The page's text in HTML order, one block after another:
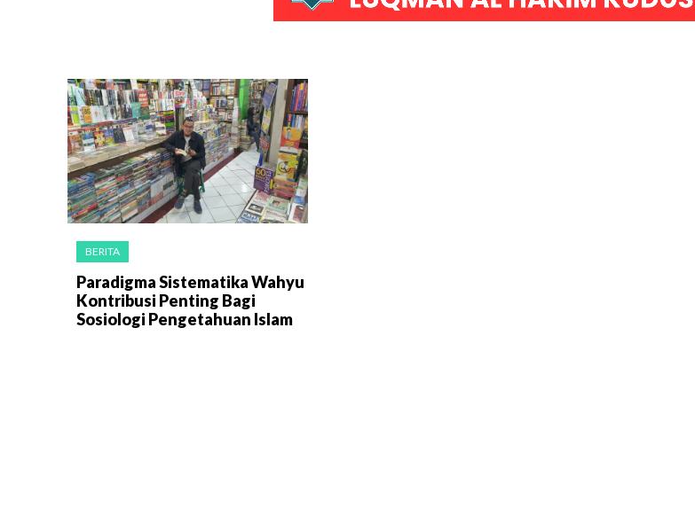
BERITA
Paradigma Sistematika Wahyu
Kontribusi Penting Bagi
Sosiologi Pengetahuan Islam